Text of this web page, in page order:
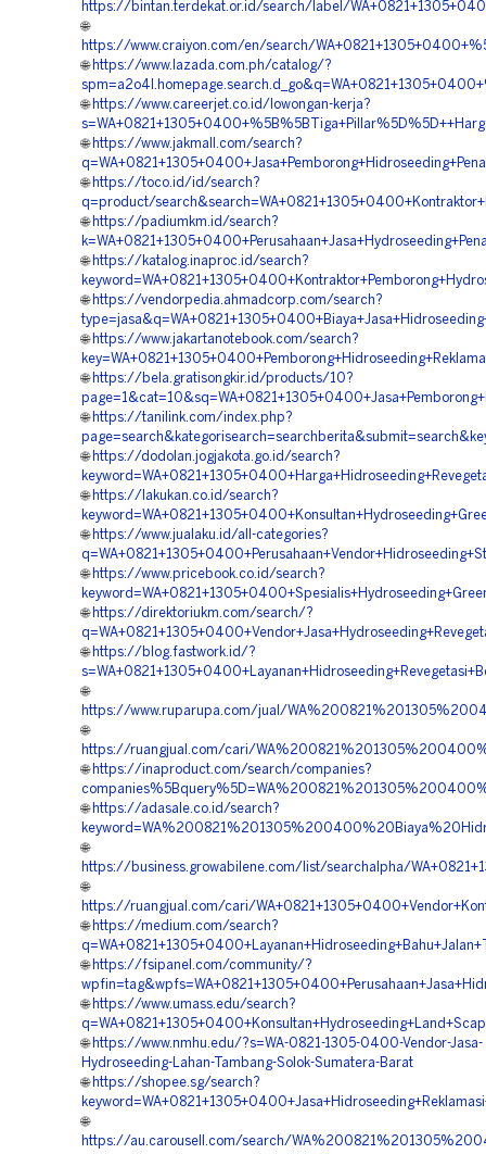
https://bintan.terdekat.or.id/search/label/
🌐
https://www.craiyon.com/en/search/
🌐 https://www.lazada.com.ph/catalog/?
🌐 https://www.careerjet.co.id/lowongan-kerja?
🌐 https://www.jakmall.com/search?
🌐 https://toco.id/id/search?
q=product/
🌐 https://padiumkm.id/search?
🌐 https://katalog.inaproc.id/search?
🌐 https://vendorpedia.ahmadcorp.com/search?
🌐 https://www.jakartanotebook.com/search?
🌐 https://bela.gratisongkir.id/products/10?
🌐 https://tanilink.com/index.php?
🌐 https://dodolan.jogjakota.go.id/search?
🌐 https://lakukan.co.id/search?
🌐 https://www.jualaku.id/all-categories?
🌐 https://www.pricebook.co.id/search?
🌐 https://direktoriukm.com/search/?
🌐 https://blog.fastwork.id/?
🌐
https://www.ruparupa.com/jual/
🌐
https://ruangjual.com/cari/
🌐 https://inaproduct.com/search/companies?
🌐 https://adasale.co.id/search?
🌐
https://business.growabilene.com/list/searchalpha/
🌐
https://ruangjual.com/cari/
🌐 https://medium.com/search?
🌐 https://fsipanel.com/community/?
🌐 https://www.umass.edu/search?
🌐 https://www.nmhu.edu/?s=WA-0821-1305-0400-Vendor-Jasa-
Hydroseeding-Lahan-Tambang-Solok-Sumatera-Barat
🌐 https://shopee.sg/search?
🌐
https://au.carousell.com/search/